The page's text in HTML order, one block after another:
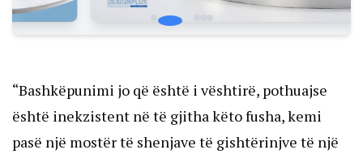
“Bashkëpunimi jo që është i vështirë, pothuajse
është inekzistent në të gjitha këto fusha, kemi
pasë një mostër të shenjave të gishtërinjve të një